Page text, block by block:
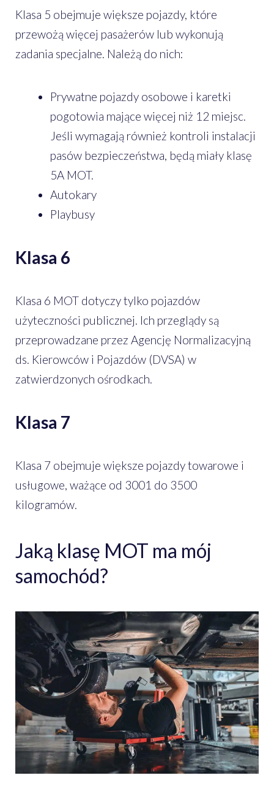
Klasa 5 obejmuje większe pojazdy, które
przewożą więcej pasażerów lub wykonują
zadania specjalne. Należą do nich:
Prywatne pojazdy osobowe i karetki
pogotowia mające więcej niż 12 miejsc.
Jeśli wymagają również kontroli instalacji
pasów bezpieczeństwa, będą miały klasę
5A MOT.
Autokary
Playbusy
Klasa 6
Klasa 6 MOT dotyczy tylko pojazdów
użyteczności publicznej. Ich przeglądy są
przeprowadzane przez Agencję Normalizacyjną
ds. Kierowców i Pojazdów (DVSA) w
zatwierdzonych ośrodkach.
Klasa 7
Klasa 7 obejmuje większe pojazdy towarowe i
usługowe, ważące od 3001 do 3500
kilogramów.
Jaką klasę MOT ma mój
samochód?